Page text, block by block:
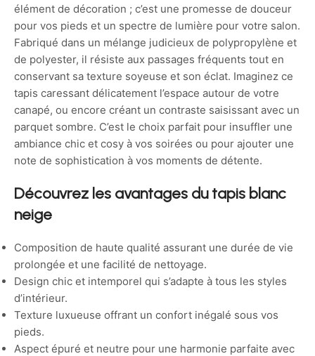
élément de décoration ; c’est une promesse de douceur
pour vos pieds et un spectre de lumière pour votre salon.
Fabriqué dans un mélange judicieux de polypropylène et
de polyester, il résiste aux passages fréquents tout en
conservant sa texture soyeuse et son éclat. Imaginez ce
tapis caressant délicatement l’espace autour de votre
canapé, ou encore créant un contraste saisissant avec un
parquet sombre. C’est le choix parfait pour insuffler une
ambiance chic et cosy à vos soirées ou pour ajouter une
note de sophistication à vos moments de détente.
Découvrez les avantages du tapis blanc
neige
Composition de haute qualité assurant une durée de vie
prolongée et une facilité de nettoyage.
Design chic et intemporel qui s’adapte à tous les styles
d’intérieur.
Texture luxueuse offrant un confort inégalé sous vos
pieds.
Aspect épuré et neutre pour une harmonie parfaite avec